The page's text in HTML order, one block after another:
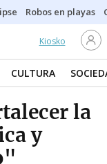
Robos en playas
Kiosko
CULTURA
la
y